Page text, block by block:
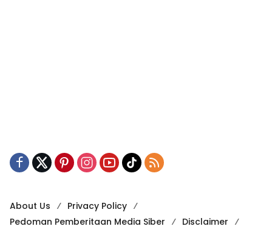
About Us
Privacy Policy
Pedoman Pemberitaan Media Siber
Disclaimer